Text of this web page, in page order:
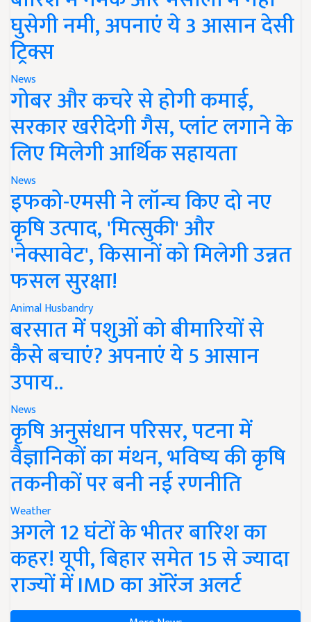
घुसेगी नमी, अपनाएं ये 3 आसान देसी
ट्रिक्स
News
गोबर और कचरे से होगी कमाई,
सरकार खरीदेगी गैस, प्लांट लगाने के
लिए मिलेगी आर्थिक सहायता
News
इफको-एमसी ने लॉन्च किए दो नए
कृषि उत्पाद, 'मित्सुकी' और
'नेक्सावेट', किसानों को मिलेगी उन्नत
फसल सुरक्षा!
Animal Husbandry
बरसात में पशुओं को बीमारियों से
कैसे बचाएं? अपनाएं ये 5 आसान
उपाय..
News
कृषि अनुसंधान परिसर, पटना में
वैज्ञानिकों का मंथन, भविष्य की कृषि
तकनीकों पर बनी नई रणनीति
Weather
अगले 12 घंटों के भीतर बारिश का
कहर! यूपी, बिहार समेत 15 से ज्यादा
राज्यों में IMD का ऑरेंज अलर्ट